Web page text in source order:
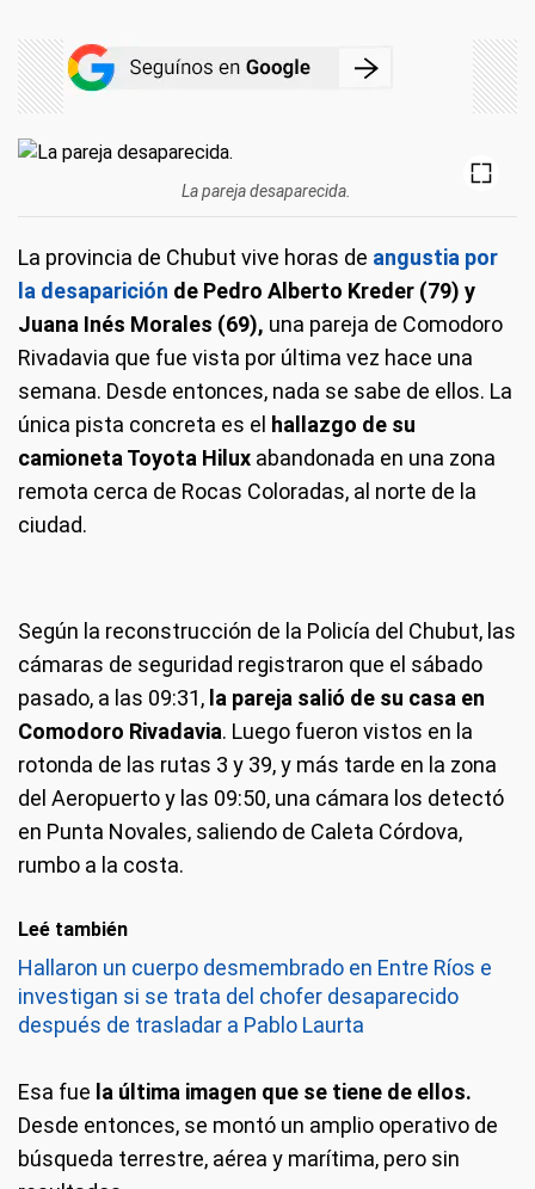
La pareja desaparecida.
La provincia de Chubut vive horas de angustia por
la desaparición de Pedro Alberto Kreder (79) y
Juana Inés Morales (69), una pareja de Comodoro
Rivadavia que fue vista por última vez hace una
semana. Desde entonces, nada se sabe de ellos. La
única pista concreta es el hallazgo de su
camioneta Toyota Hilux abandonada en una zona
remota cerca de Rocas Coloradas, al norte de la
ciudad.
Según la reconstrucción de la Policía del Chubut, las
cámaras de seguridad registraron que el sábado
pasado, a las 09:31, la pareja salió de su casa en
Comodoro Rivadavia. Luego fueron vistos en la
rotonda de las rutas 3 y 39, y más tarde en la zona
del Aeropuerto y las 09:50, una cámara los detectó
en Punta Novales, saliendo de Caleta Córdova,
rumbo a la costa.
Leé también
Hallaron un cuerpo desmembrado en Entre Ríos e
investigan si se trata del chofer desaparecido
después de trasladar a Pablo Laurta
Esa fue la última imagen que se tiene de ellos.
Desde entonces, se montó un amplio operativo de
búsqueda terrestre, aérea y marítima, pero sin